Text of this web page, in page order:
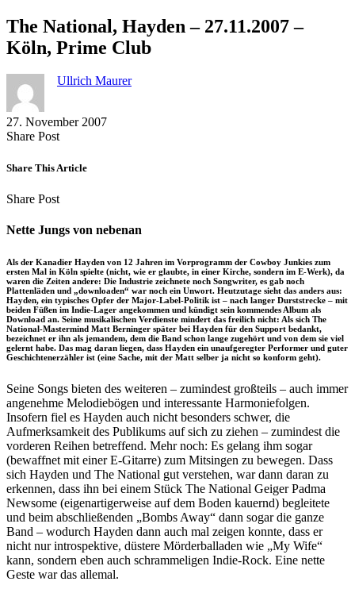
The National, Hayden – 27.11.2007 –
Köln, Prime Club
Ullrich Maurer
27. November 2007
Share PostShare
Facebook
Copy
to
Send
via
Share This Article
Share PostShare
Facebook
Copy
to
clipboard
Send
via
eMail
Nette Jungs von nebenan
Als der Kanadier Hayden von 12 Jahren im Vorprogramm der Cowboy Junkies zum
ersten Mal in Köln spielte (nicht, wie er glaubte, in einer Kirche, sondern im E-Werk), da
waren die Zeiten andere: Die Industrie zeichnete noch Songwriter, es gab noch
Plattenläden und „downloaden“ war noch ein Unwort. Heutzutage sieht das anders aus:
Hayden, ein typisches Opfer der Major-Label-Politik ist – nach langer Durststrecke – mit
beiden Füßen im Indie-Lager angekommen und kündigt sein kommendes Album als
Download an. Seine musikalischen Verdienste mindert das freilich nicht: Als sich The
National-Mastermind Matt Berninger später bei Hayden für den Support bedankt,
bezeichnet er ihn als jemandem, dem die Band schon lange zugehört und von dem sie viel
gelernt habe. Das mag daran liegen, dass Hayden ein unaufgeregter Performer und guter
Geschichtenerzähler ist (eine Sache, mit der Matt selber ja nicht so konform geht).
Seine Songs bieten des weiteren – zumindest großteils – auch immer
angenehme Melodiebögen und interessante Harmoniefolgen.
Insofern fiel es Hayden auch nicht besonders schwer, die
Aufmerksamkeit des Publikums auf sich zu ziehen – zumindest die
vorderen Reihen betreffend. Mehr noch: Es gelang ihm sogar
(bewaffnet mit einer E-Gitarre) zum Mitsingen zu bewegen. Dass
sich Hayden und The National gut verstehen, war dann daran zu
erkennen, dass ihn bei einem Stück The National Geiger Padma
Newsome (eigenartigerweise auf dem Boden kauernd) begleitete
und beim abschließenden „Bombs Away“ dann sogar die ganze
Band – wodurch Hayden dann auch mal zeigen konnte, dass er
nicht nur introspektive, düstere Mörderballaden wie „My Wife“
kann, sondern eben auch schrammeligen Indie-Rock. Eine nette
Geste war das allemal.